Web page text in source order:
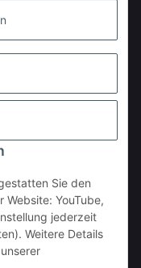
Sie den
Website: YouTube,
jederzeit
Weitere Details